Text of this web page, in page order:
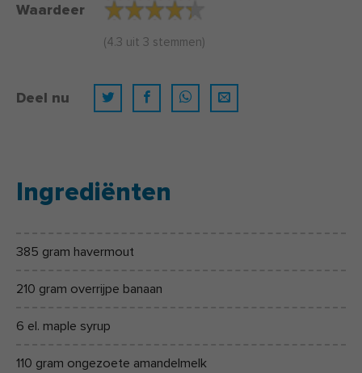
Waardeer
(4.3 uit 3 stemmen)
Deel nu
Ingrediënten
385 gram havermout
210 gram overrijpe banaan
6 el. maple syrup
110 gram ongezoete amandelmelk